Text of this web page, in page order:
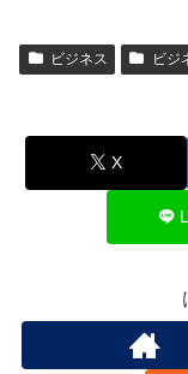
ビジネス ビジ
X